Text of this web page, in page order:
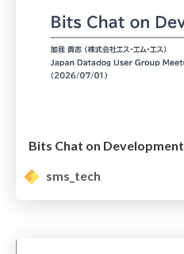
Bits Chat on Development
sms_tech